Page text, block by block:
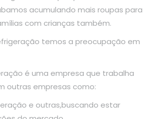
acumulando mais roupas para
com crianças também.
temos a preocupação em
é uma empresa que trabalha
outras empresas como:
e outras,buscando estar